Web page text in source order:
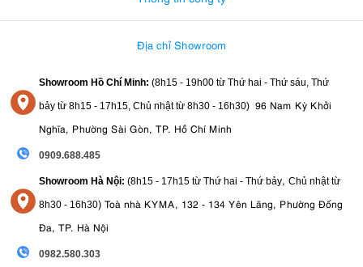
Địa chỉ Showroom
Showroom Hồ Chí Minh: (8h15 - 19h00 từ Thứ hai - Thứ sáu, Thứ
bảy từ 8h15 - 17h15, Chủ nhật từ 8h30 - 16h30) 96 Nam Kỳ Khởi
Nghĩa, Phường Sài Gòn, TP. Hồ Chí Minh
0909.688.485
Showroom Hà Nội: (8h15 - 17h15 từ Thứ hai - Thứ bảy, Chủ nhật từ
8h30 - 16h30) Toà nhà KYMA, 132 - 134 Yên Lãng, Phường Đống
Đa, TP. Hà Nội
0982.580.303